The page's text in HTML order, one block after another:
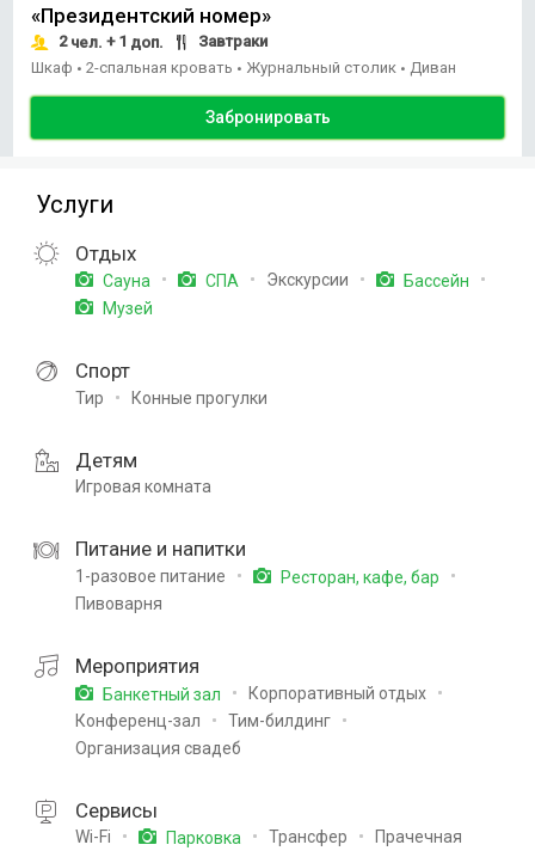
«Президентский номер»
2чел. + 1 доп.
Завтраки
Шкаф • 2-спальная кровать • Журнальный столик • Диван
Забронировать
Услуги
Отдых
Сауна СПА Экскурсии
Бассейн
Музей
Спорт
Тир Конные прогулки
Детям
Игровая комната
Питание и напитки
1-разовое питание
Ресторан, кафе, бар
Пивоварня
Мероприятия
Банкетный зал
Корпоративный отдых
Конференц-зал
Тим-билдинг
Организация свадеб
Сервисы
Wi-Fi Парковка Трансфер Прачечная